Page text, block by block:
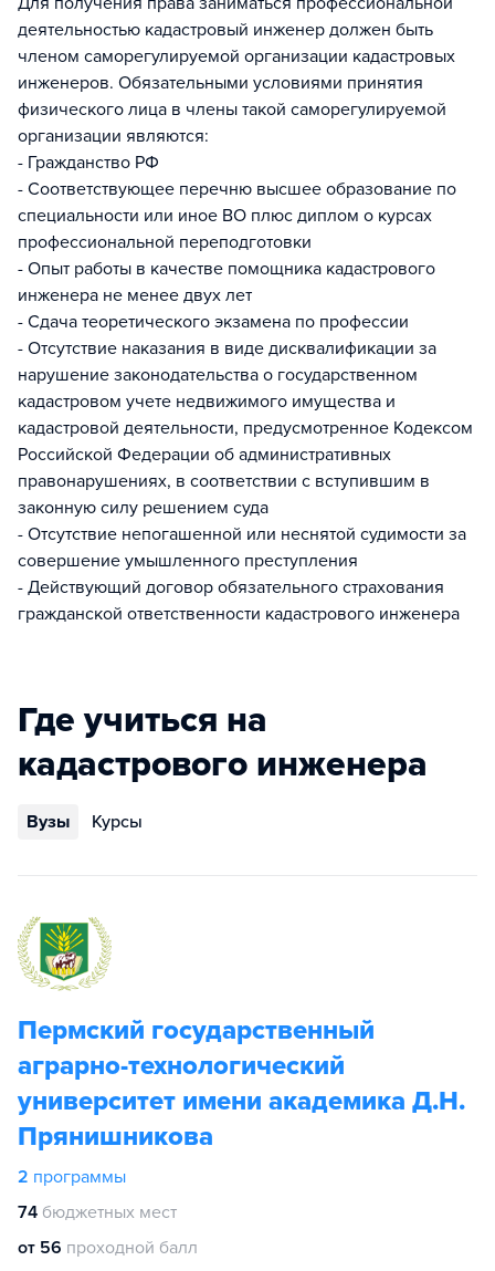
деятельностью кадастровый инженер должен быть
членом саморегулируемой организации кадастровых
инженеров. Обязательными условиями принятия
физического лица в члены такой саморегулируемой
организации являются:
- Гражданство РФ
- Соответствующее перечню высшее образование по
специальности или иное ВО плюс диплом о курсах
профессиональной переподготовки
- Опыт работы в качестве помощника кадастрового
инженера не менее двух лет
- Сдача теоретического экзамена по профессии
- Отсутствие наказания в виде дисквалификации за
нарушение законодательства о государственном
кадастровом учете недвижимого имущества и
кадастровой деятельности, предусмотренное Кодексом
Российской Федерации об административных
правонарушениях, в соответствии с вступившим в
законную силу решением суда
- Отсутствие непогашенной или неснятой судимости за
совершение умышленного преступления
- Действующий договор обязательного страхования
гражданской ответственности кадастрового инженера
Где учиться на
кадастрового инженера
Вузы Курсы
Пермский государственный
аграрно-технологический
университет имени академика Д.Н.
Прянишникова
2 программы
74 бюджетных мест
от 56 проходной балл